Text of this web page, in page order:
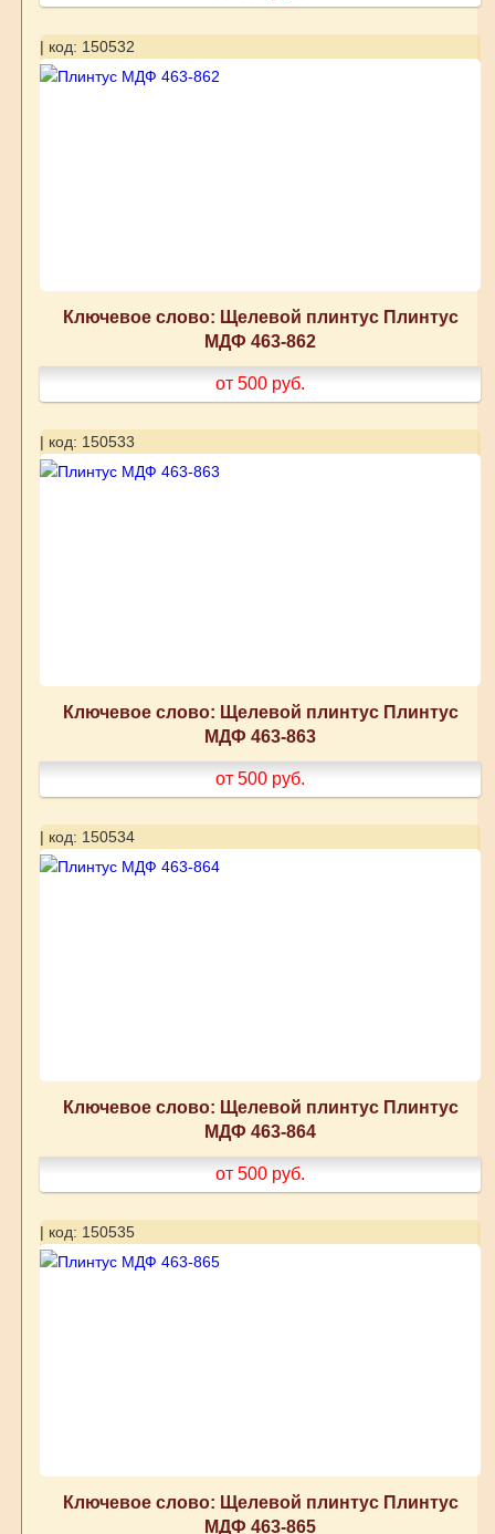
| код: 150532
Ключевое слово: Щелевой плинтус Плинтус
МДФ 463-862
от 500 руб.
| код: 150533
Ключевое слово: Щелевой плинтус Плинтус
МДФ 463-863
от 500 руб.
| код: 150534
Ключевое слово: Щелевой плинтус Плинтус
МДФ 463-864
от 500 руб.
| код: 150535
Ключевое слово: Щелевой плинтус Плинтус
МДФ 463-865